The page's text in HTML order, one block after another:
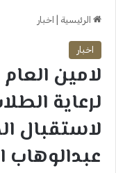
الرئيسية اخبار
اخبار
لامين
لرعاية
لاستقبال